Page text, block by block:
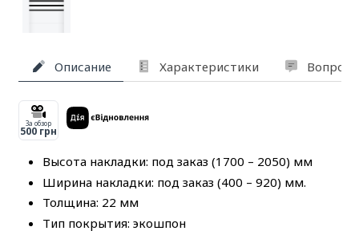
Описание Характеристики
За обзор
500 грн
Высота накладки: под заказ (1700 – 2050) мм
Ширина накладки: под заказ (400 – 920) мм.
Толщина: 22 мм
Тип покрытия: экошпон